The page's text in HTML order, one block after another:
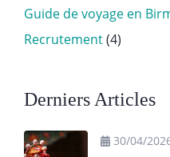
Guide de voyage en
Recrutement(4)
Derniers Articles
30/04/